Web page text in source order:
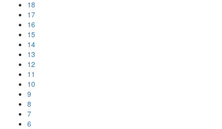
18
17
16
15
14
13
12
11
10
9
8
7
6